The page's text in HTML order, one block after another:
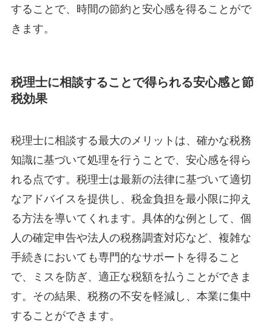
することで、時間の節約と安心感を得ることがで
きます。
税理士に相談することで得られる安心感と節
税効果
税理士に相談する最大のメリットは、確かな税務
知識に基づいて処理を行うことで、安心感を得ら
れる点です。税理士は最新の法律に基づいて適切
なアドバイスを提供し、税金負担を最小限に抑え
る方法を導いてくれます。具体的な例として、個
人の確定申告や法人の税務調査対応など、複雑な
手続きにおいても専門的なサポートを得ること
で、ミスを防ぎ、適正な税額を払うことができま
す。その結果、税務の不安を軽減し、本業に集中
することができます。